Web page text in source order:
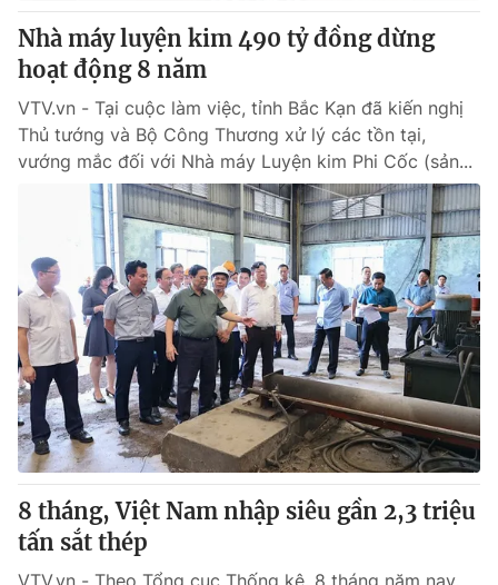
Tư vấn
Chuyên mục khác
Emagazine
Photo Infographic
Shorts video
VTV Money VTV Thể thao
VTV Sức khoẻ Bất động sản
Thị trường 24h Tấm lòng Việt
VTV4 Vươn mình bằng AI
VTV9 VTV8
Nhà máy luyện kim 490 tỷ đồng dừng
hoạt động 8 năm
VTV.vn - Tại cuộc làm việc, tỉnh Bắc Kạn đã kiến nghị
Thủ tướng và Bộ Công Thương xử lý các tồn tại,
vướng mắc đối với Nhà máy Luyện kim Phi Cốc (sản...
8 tháng, Việt Nam nhập siêu gần 2,3 triệu
tấn sắt thép
VTV.vn - Theo Tổng cục Thống kê, 8 tháng năm nay,